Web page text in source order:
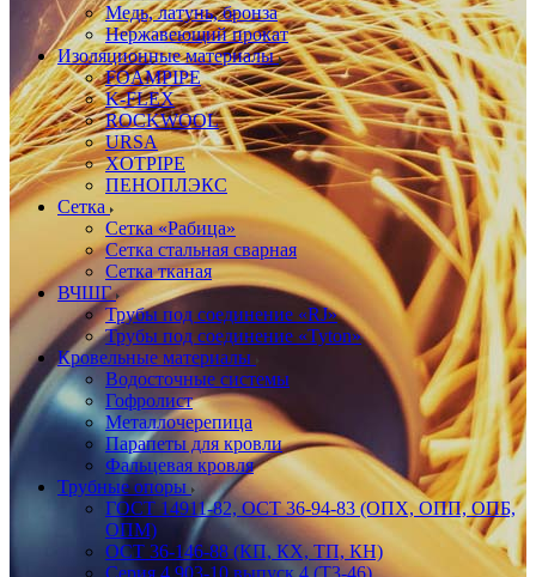
Медь, латунь, бронза
Нержавеющий прокат
Изоляционные материалы
FOAMPIPE
K-FLEX
ROCKWOOL
URSA
XOTPIPE
ПЕНОПЛЭКС
Сетка
Сетка «Рабица»
Сетка стальная сварная
Сетка тканая
ВЧШГ
Трубы под соединение «RJ»
Трубы под соединение «Tyton»
Кровельные материалы
Водосточные системы
Гофролист
Металлочерепица
Парапеты для кровли
Фальцевая кровля
Трубные опоры
ГОСТ 14911-82, ОСТ 36-94-83 (ОПХ, ОПП, ОПБ,
ОПМ)
ОСТ 36-146-88 (КП, КХ, ТП, КН)
Серия 4.903-10 выпуск 4 (Т3-46)